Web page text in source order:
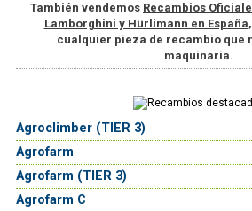
También vendemos Recambios
Lamborghini y Hürlimann en España
cualquier pieza de recambio que
maquinaria.
Agroclimber (TIER 3)
Agrofarm
Agrofarm (TIER 3)
Agrofarm C